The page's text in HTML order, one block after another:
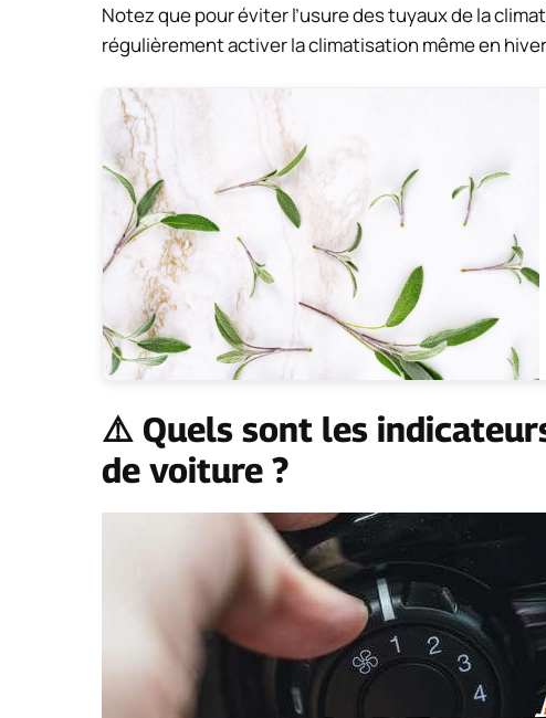
Notez que pour éviter l’usure des tuyaux de la
régulièrement activer la climatisation même en
⚠️ Quels sont les
de voiture ?